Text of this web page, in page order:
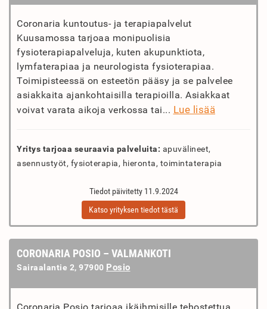
Coronaria kuntoutus- ja terapiapalvelut
Kuusamossa tarjoaa monipuolisia
fysioterapiapalveluja, kuten akupunktiota,
lymfaterapiaa ja neurologista fysioterapiaa.
Toimipisteessä on esteetön pääsy ja se palvelee
asiakkaita ajankohtaisilla terapioilla. Asiakkaat
voivat varata aikoja verkossa tai... Lue lisää
Yritys tarjoaa seuraavia palveluita: apuvälineet,
asennustyöt, fysioterapia, hieronta, toimintaterapia
Tiedot päivitetty 11.9.2024
Katso yrityksen tiedot tästä
CORONARIA POSIO – VALMANKOTI
Sairaalantie 2, 97900 Posio